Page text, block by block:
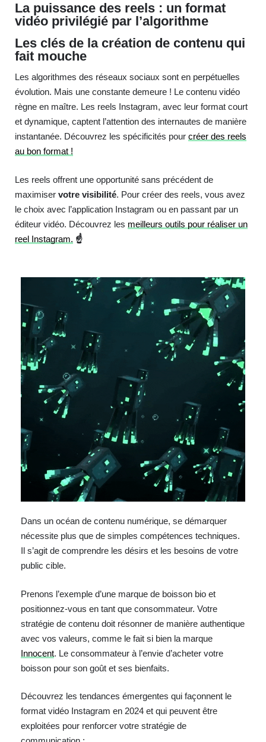
La puissance des reels : un format
vidéo privilégié par l’algorithme
Les clés de la création de contenu qui
fait mouche
Les algorithmes des réseaux sociaux sont en perpétuelles
évolution. Mais une constante demeure ! Le contenu vidéo
règne en maître. Les reels Instagram, avec leur format court
et dynamique, captent l’attention des internautes de manière
instantanée. Découvrez les spécificités pour créer des reels
au bon format !
Les reels offrent une opportunité sans précédent de
maximiser votre visibilité. Pour créer des reels, vous avez
le choix avec l’application Instagram ou en passant par un
éditeur vidéo. Découvrez les meilleurs outils pour réaliser un
reel Instagram. ☝
Dans un océan de contenu numérique, se démarquer
nécessite plus que de simples compétences techniques.
Il s’agit de comprendre les désirs et les besoins de votre
public cible.
Prenons l’exemple d’une marque de boisson bio et
positionnez-vous en tant que consommateur. Votre
stratégie de contenu doit résonner de manière authentique
avec vos valeurs, comme le fait si bien la marque
Innocent. Le consommateur à l’envie d’acheter votre
boisson pour son goût et ses bienfaits.
Découvrez les tendances émergentes qui façonnent le
format vidéo Instagram en 2024 et qui peuvent être
exploitées pour renforcer votre stratégie de